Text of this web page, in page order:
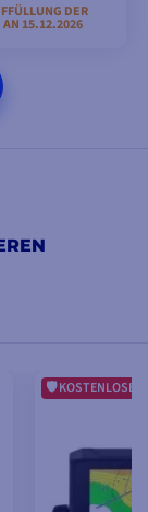
DER
AN 15.12.2026
ANSEHEN
KOSTENLOSE